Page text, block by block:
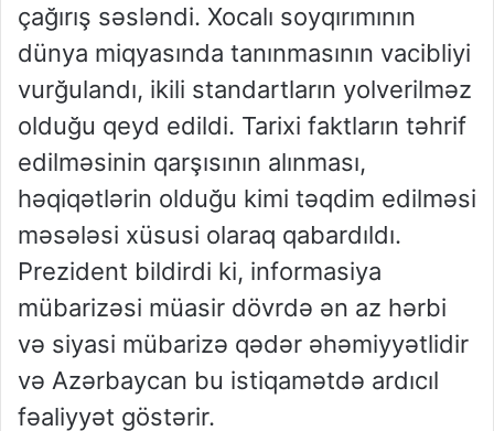
çağırış səsləndi. Xocalı soyqırımının
dünya miqyasında tanınmasının vacibliyi
vurğulandı, ikili standartların yolverilməz
olduğu qeyd edildi. Tarixi faktların təhrif
edilməsinin qarşısının alınması,
həqiqətlərin olduğu kimi təqdim edilməsi
məsələsi xüsusi olaraq qabardıldı.
Prezident bildirdi ki, informasiya
mübarizəsi müasir dövrdə ən az hərbi
və siyasi mübarizə qədər əhəmiyyətlidir
və Azərbaycan bu istiqamətdə ardıcıl
fəaliyyət göstərir.